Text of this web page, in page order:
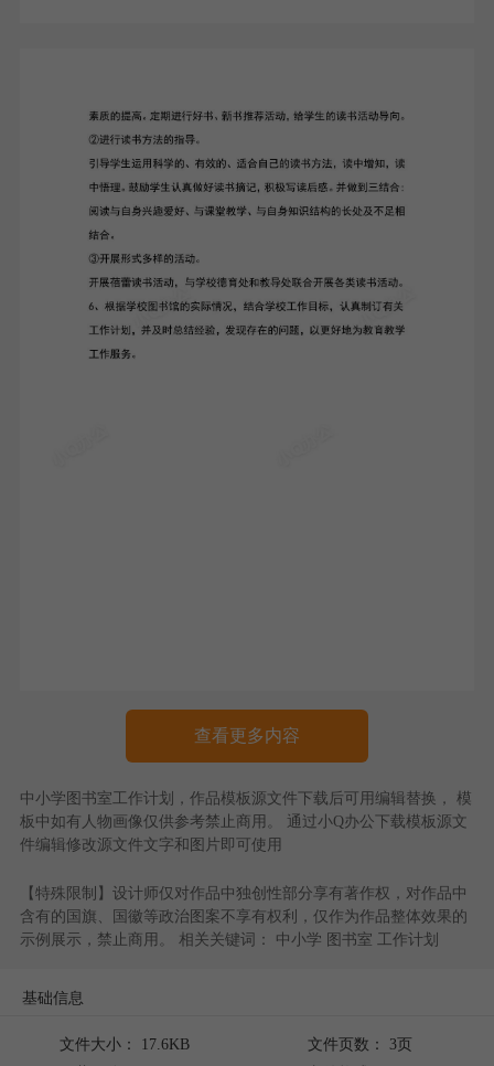
查看更多内容
中小学图书室工作计划
，作品模板源文件下载后可用编辑替换， 模
板中如有人物画像仅供参考禁止商用。 通过小Q办公下载模板源文
件编辑修改源文件文字和图片即可使用
【特殊限制】设计师仅对作品中独创性部分享有著作权，对作品中
含有的国旗、国徽等政治图案不享有权利，仅作为作品整体效果的
示例展示，禁止商用。 相关关键词： 中小学 图书室 工作计划
基础信息
文件大小： 17.6KB
文件页数： 3页